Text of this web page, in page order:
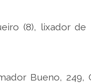
(8), lixador de
Bueno, 249,